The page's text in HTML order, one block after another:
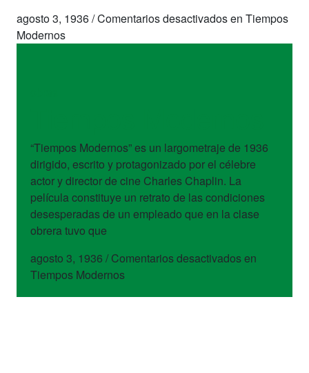
agosto 3, 1936/Comentarios desactivadosen Tiempos
Modernos
“Tiempos Modernos” es un largometraje de 1936
dirigido, escrito y protagonizado por el célebre
actor y director de cine Charles Chaplin. La
película constituye un retrato de las condiciones
desesperadas de un empleado que en la clase
obrera tuvo que
agosto 3, 1936 / Comentarios desactivadosen
Tiempos Modernos